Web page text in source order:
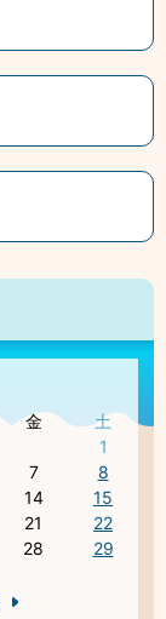
金
土
1
7
8
14
15
21
22
28
29